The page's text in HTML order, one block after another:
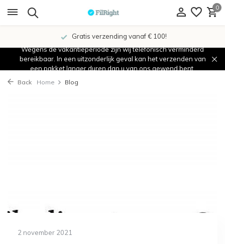
0
Gratis verzending vanaf € 100!
Wegens de vakantieperiode zijn wij telefonisch verminderd
bereikbaar. In een uitzonderlijk geval kan het verzenden van
een pakket langer duren dan u van ons gewend bent.
Back Home Blog
2 november 2021